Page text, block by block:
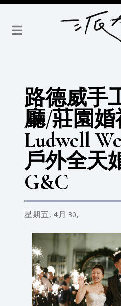
路德威手
廳/莊園婚
Ludwell
戶外全天
G&C
星期五, 4月 30,